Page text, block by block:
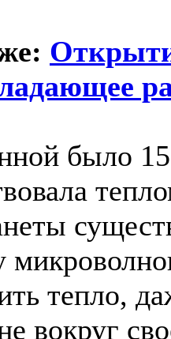
было
тепло,
вокруг